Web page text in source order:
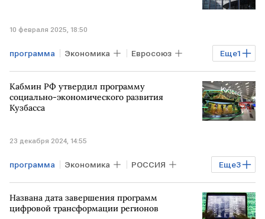
10 февраля 2025, 18:50
Еще1
программа Экономика Евросоюз
помощь
Кабмин РФ утвердил программу
социально-экономического развития
Кузбасса
23 декабря 2024, 14:55
Еще3
программа Экономика РОССИЯ
КУЗБАСС Правительство РФ
развитие
Названа дата завершения программ
цифровой трансформации регионов